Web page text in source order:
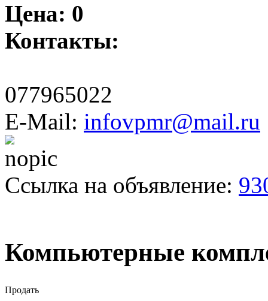
Цена: 0
Контакты:
077965022
E-Mail: infovpmr@mail.ru
Ссылка на объявление:
Компьютерные
Продать